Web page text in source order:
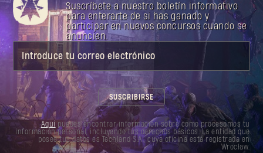
Suscríbete a nuestro boletín informativo
para enterarte de si has ganado y
participar en nuevos concursos cuando se
anuncien.
Introduce tu correo electrónico
SUSCRIBIRSE
Aquí puedes encontrar información sobre cómo procesamos tu
información personal, incluyendo tus derechos básicos. La entidad que
posee tus datos es Techland S.A., cuya oficina está registrada en
Wrocław.